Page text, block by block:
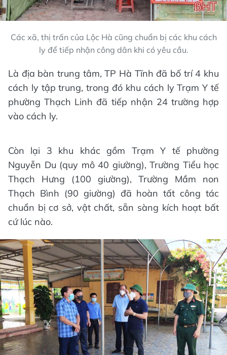
Các xã, thị trấn của Lộc Hà cũng chuẩn bị các khu cách
ly để tiếp nhận công dân khi có yêu cầu.
Là địa bàn trung tâm, TP Hà Tĩnh đã bố trí 4 khu
cách ly tập trung, trong đó khu cách ly Trạm Y tế
phường Thạch Linh đã tiếp nhận 24 trường hợp
vào cách ly.
Còn lại 3 khu khác gồm Trạm Y tế phường
Nguyễn Du (quy mô 40 giường), Trường Tiểu học
Thạch Hưng (100 giường), Trường Mầm non
Thạch Bình (90 giường) đã hoàn tất công tác
chuẩn bị cơ sở, vật chất, sẵn sàng kích hoạt bất
cứ lúc nào.